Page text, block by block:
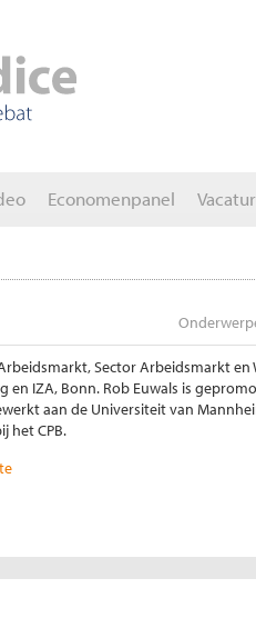
Economenpanel
Sector Arbeidsmarkt en
en IZA, Bonn. Rob Euwals is
aan de Universiteit van
het CPB.